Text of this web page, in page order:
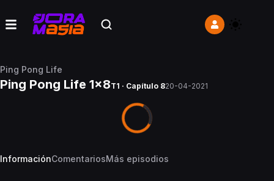
Ping Pong Life
Ping Pong Life 1x8T1 · Capítulo 820-04-2021
InformaciónComentariosMás episodios